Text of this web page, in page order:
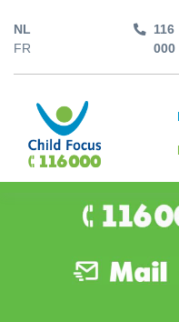
NL
FR
116
000